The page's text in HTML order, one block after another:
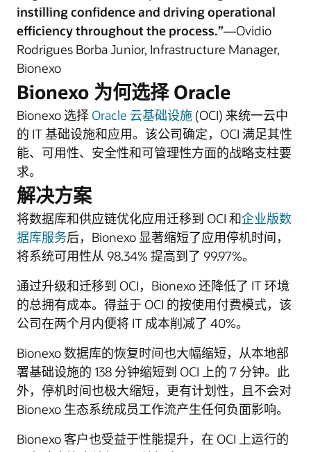
instilling confidence and driving operational
efficiency throughout the process.”—Ovidio
Rodrigues Borba Junior, Infrastructure Manager,
Bionexo
Bionexo 为何选择 Oracle
Bionexo 选择 Oracle 云基础设施 (OCI) 来统一云中
的 IT 基础设施和应用。该公司确定，OCI 满足其性
能、可用性、安全性和可管理性方面的战略支柱要
求。
解决方案
将数据库和供应链优化应用迁移到 OCI 和企业版数
据库服务后，Bionexo 显著缩短了应用停机时间，
将系统可用性从 98.34% 提高到了 99.97%。
通过升级和迁移到 OCI，Bionexo 还降低了 IT 环境
的总拥有成本。得益于 OCI 的按使用付费模式，该
公司在两个月内便将 IT 成本削减了 40%。
Bionexo 数据库的恢复时间也大幅缩短，从本地部
署基础设施的 138 分钟缩短到 OCI 上的 7 分钟。此
外，停机时间也极大缩短，更有计划性，且不会对
Bionexo 生态系统成员工作流产生任何负面影响。
Bionexo 客户也受益于性能提升，在 OCI 上运行的